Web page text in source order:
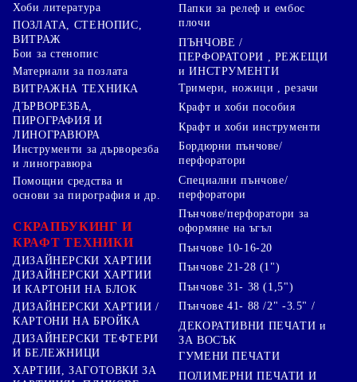
Хоби литература
ПОЗЛАТА, СТЕНОПИС,
ВИТРАЖ
Бои за стенопис
Материали за позлата
ВИТРАЖНА ТЕХНИКА
ДЪРВОРЕЗБА,
ПИРОГРАФИЯ И
ЛИНОГРАВЮРА
Инструменти за дърворезба
и линогравюра
Помощни средства и
основи за пирография и др.
СКРАПБУКИНГ И
КРАФТ ТЕХНИКИ
ДИЗАЙНЕРСКИ ХАРТИИ
ДИЗАЙНЕРСКИ ХАРТИИ
И КАРТОНИ НА БЛОК
ДИЗАЙНЕРСКИ ХАРТИИ /
КАРТОНИ НА БРОЙКА
ДИЗАЙНЕРСКИ ТЕФТЕРИ
И БЕЛЕЖНИЦИ
ХАРТИИ, ЗАГОТОВКИ ЗА
Папки за релеф и ембос
плочи
ПЪНЧОВЕ /
ПЕРФОРАТОРИ , РЕЖЕЩИ
и ИНСТРУМЕНТИ
Тримери, ножици , резачи
Крафт и хоби пособия
Крафт и хоби инструменти
Бордюрни пънчове/
перфоратори
Специални пънчове/
перфоратори
Пънчове/перфоратори за
оформяне на ъгъл
Пънчове 10-16-20
Пънчове 21-28 (1")
Пънчове 31- 38 (1,5")
Пънчове 41- 88 /2" -3.5" /
ДЕКОРАТИВНИ ПЕЧАТИ и
ЗА ВОСЪК
ГУМЕНИ ПЕЧАТИ
ПОЛИМЕРНИ ПЕЧАТИ И